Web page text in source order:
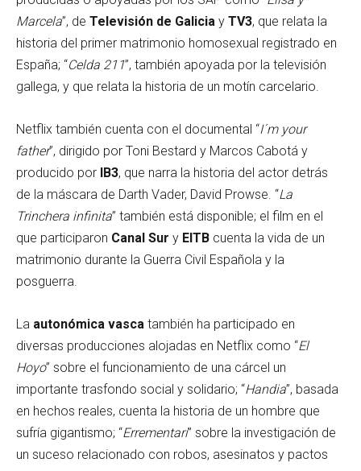
Marcela”, de Televisión de Galicia y TV3, que relata la
historia del primer matrimonio homosexual registrado en
España; “Celda 211”, también apoyada por la televisión
gallega, y que relata la historia de un motín carcelario.
Netflix también cuenta con el documental “I´m your
father”, dirigido por Toni Bestard y Marcos Cabotá y
producido por IB3, que narra la historia del actor detrás
de la máscara de Darth Vader, David Prowse. “La
Trinchera infinita” también está disponible; el film en el
que participaron Canal Sur y EITB cuenta la vida de un
matrimonio durante la Guerra Civil Española y la
posguerra.
La autonómica vasca también ha participado en
diversas producciones alojadas en Netflix como “El
Hoyo” sobre el funcionamiento de una cárcel un
importante trasfondo social y solidario; “Handia”, basada
en hechos reales, cuenta la historia de un hombre que
sufría gigantismo; “Errementari” sobre la investigación de
un suceso relacionado con robos, asesinatos y pactos